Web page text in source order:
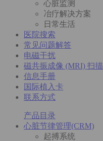
心脏监测
冶疗解决方案
日常生活
医院搜索
常见问题解答
电磁干扰
磁共振成像 (MRI) 扫描
信息手册
国际植入卡
联系方式
产品目录
心脏节律管理(CRM)
起搏系统